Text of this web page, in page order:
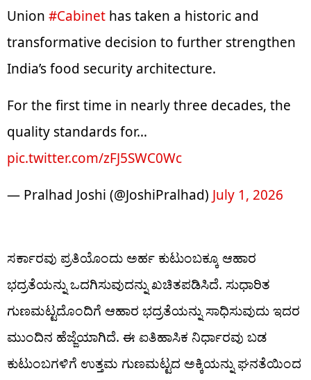
Union #Cabinet has taken a historic and
transformative decision to further strengthen
India’s food security architecture.
For the first time in nearly three decades, the
quality standards for…
pic.twitter.com/zFJ5SWC0Wc
— Pralhad Joshi (@JoshiPralhad) July 1, 2026
ಸರ್ಕಾರವು ಪ್ರತಿಯೊಂದು ಅರ್ಹ ಕುಟುಂಬಕ್ಕೂ ಆಹಾರ
ಭದ್ರತೆಯನ್ನು ಒದಗಿಸುವುದನ್ನು ಖಚಿತಪಡಿಸಿದೆ. ಸುಧಾರಿತ
ಗುಣಮಟ್ಟದೊಂದಿಗೆ ಆಹಾರ ಭದ್ರತೆಯನ್ನು ಸಾಧಿಸುವುದು ಇದರ
ಮುಂದಿನ ಹೆಜ್ಜೆಯಾಗಿದೆ. ಈ ಐತಿಹಾಸಿಕ ನಿರ್ಧಾರವು ಬಡ
ಕುಟುಂಬಗಳಿಗೆ ಉತ್ತಮ ಗುಣಮಟ್ಟದ ಅಕ್ಕಿಯನ್ನು ಘನತೆಯಿಂದ